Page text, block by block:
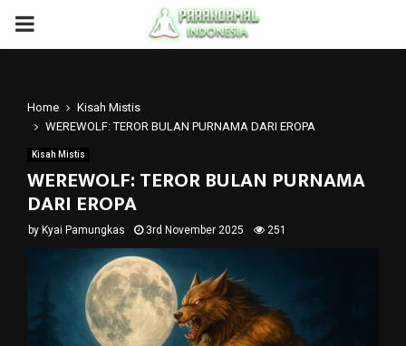
PRIMARY
Home
Kisah Mistis
WEREWOLF: TEROR BULAN PURNAMA DARI EROPA
Kisah Mistis
WEREWOLF: TEROR BULAN PURNAMA
DARI EROPA
by Kyai Pamungkas 3rd November 2025 251